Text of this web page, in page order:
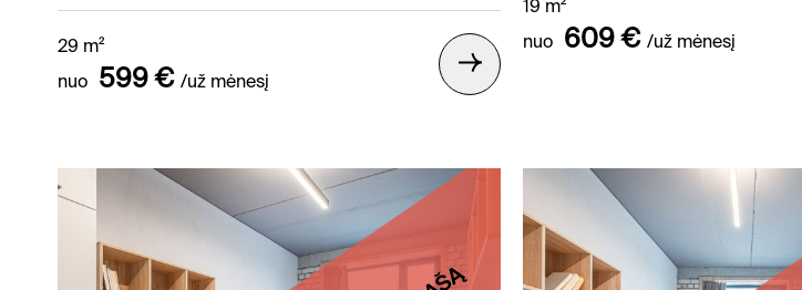
29 m²
nuo
599 € /už mėnesį
19 m²
nuo
609 € /už mėnesį